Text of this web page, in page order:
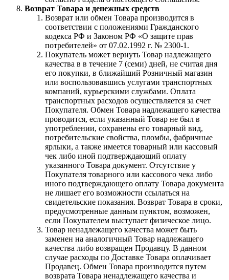
Возврат Товара и денежных средств
Возврат или обмен Товара производится в
соответствии с положениями Гражданского
кодекса РФ и Законом РФ «О защите прав
потребителей» от 07.02.1992 г. № 2300-1.
Покупатель может вернуть Товар надлежащего
качества в в течение 7 (семи) дней, не считая дня
его покупки, в ближайший Розничный магазин
или воспользовавшись услугами транспортных
компаний, курьерскими службами. Оплата
транспортных расходов осуществляется за счет
Покупателя. Обмен Товара надлежащего качества
проводится, если указанный Товар не был в
употреблении, сохранены его товарный вид,
потребительские свойства, пломбы, фабричные
ярлыки, а также имеется товарный или кассовый
чек либо иной подтверждающий оплату
указанного Товара документ. Отсутствие у
Покупателя товарного или кассового чека либо
иного подтверждающего оплату Товара документа
не лишает его возможности ссылаться на
свидетельские показания. Возврат Товара в сроки,
предусмотренные данным пунктом, возможен,
если Покупателем выступает физическое лицо.
Товар ненадлежащего качества может быть
заменен на аналогичный Товар надлежащего
качества либо возвращен Продавцу. В данном
случае расходы по Доставке Товара оплачивает
Продавец. Обмен Товара производится путем
возврата Товара ненадлежащего качества и